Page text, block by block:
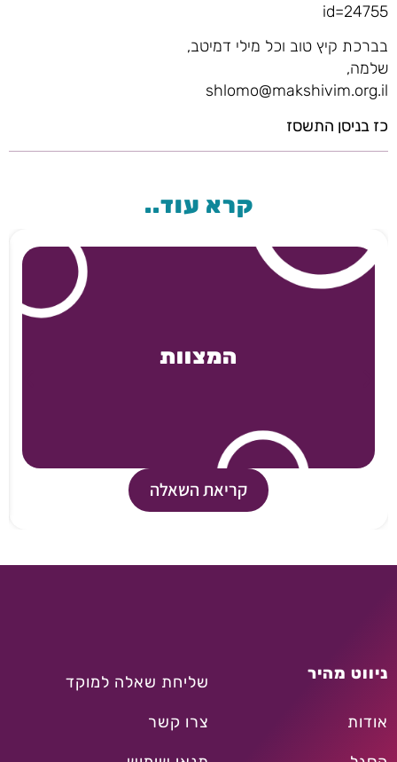
id=24755
בברכת קיץ טוב וכל מילי דמיטב,
שלמה,
shlomo@makshivim.org.il
כז בניסן התשסז
קרא עוד..
המצוות
קריאת השאלה
ניווט מהיר
אודות
שליחת שאלה למוקד
צרו קשר